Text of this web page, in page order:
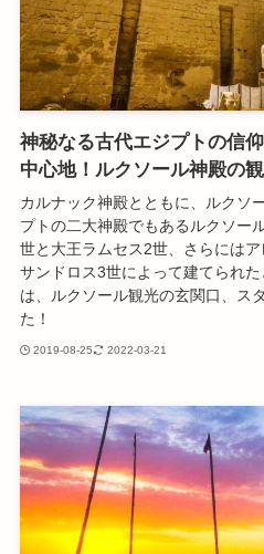
神秘なる古代エジプトの信
中心地！ルクソール神殿の
カルナック神殿とともに、ルクソ
プトの二大神殿でもあるルクソー
世と大王ラムセス2世、さらには
サンドロス3世によって建てられ
は、ルクソール観光の玄関口、ス
た！
2019-08-25 2022-03-21